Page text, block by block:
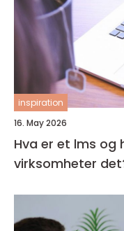
inspiration
16. May 2026
Hva er et lms og
virksomheter